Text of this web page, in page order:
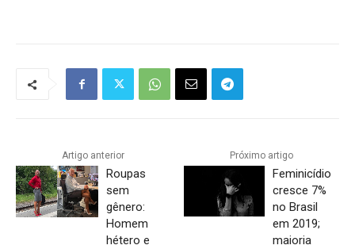
Artigo anterior
Roupas
sem
gênero:
Homem
hétero e
Próximo artigo
Feminicídio
cresce 7%
no Brasil
em 2019;
maioria